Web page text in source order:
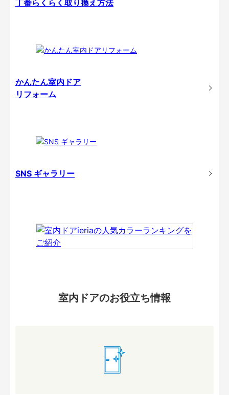
丁番らくらく取り換え方法
かんたん室内ドア
リフォーム
SNS ギャラリー
室内ドアのお役立ち情報